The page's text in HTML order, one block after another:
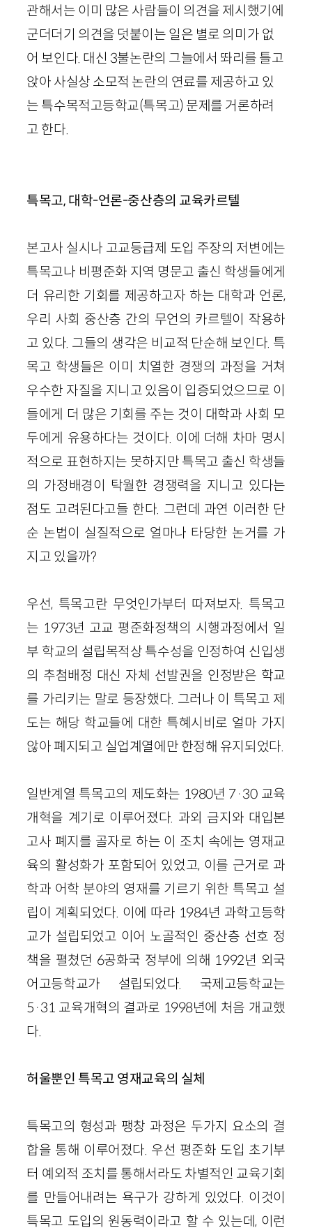
관해서는 이미 많은 사람들이 의견을 제시했기에
군더더기 의견을 덧붙이는 일은 별로 의미가 없
어 보인다. 대신 3불논란의 그늘에서 똬리를 틀고
앉아 사실상 소모적 논란의 연료를 제공하고 있
는 특수목적고등학교(특목고) 문제를 거론하려
고 한다.
특목고, 대학-언론-중산층의 교육카르텔
본고사 실시나 고교등급제 도입 주장의 저변에는
특목고나 비평준화 지역 명문고 출신 학생들에게
더 유리한 기회를 제공하고자 하는 대학과 언론,
우리 사회 중산층 간의 무언의 카르텔이 작용하
고 있다. 그들의 생각은 비교적 단순해 보인다. 특
목고 학생들은 이미 치열한 경쟁의 과정을 거쳐
우수한 자질을 지니고 있음이 입증되었으므로 이
들에게 더 많은 기회를 주는 것이 대학과 사회 모
두에게 유용하다는 것이다. 이에 더해 차마 명시
적으로 표현하지는 못하지만 특목고 출신 학생들
의 가정배경이 탁월한 경쟁력을 지니고 있다는
점도 고려된다고들 한다. 그런데 과연 이러한 단
순 논법이 실질적으로 얼마나 타당한 논거를 가
지고 있을까?
우선, 특목고란 무엇인가부터 따져보자. 특목고
는 1973년 고교 평준화정책의 시행과정에서 일
부 학교의 설립목적상 특수성을 인정하여 신입생
의 추첨배정 대신 자체 선발권을 인정받은 학교
를 가리키는 말로 등장했다. 그러나 이 특목고 제
도는 해당 학교들에 대한 특혜시비로 얼마 가지
않아 폐지되고 실업계열에만 한정해 유지되었다.
일반계열 특목고의 제도화는 1980년 7·30 교육
개혁을 계기로 이루어졌다. 과외 금지와 대입본
고사 폐지를 골자로 하는 이 조치 속에는 영재교
육의 활성화가 포함되어 있었고, 이를 근거로 과
학과 어학 분야의 영재를 기르기 위한 특목고 설
립이 계획되었다. 이에 따라 1984년 과학고등학
교가 설립되었고 이어 노골적인 중산층 선호 정
책을 펼쳤던 6공화국 정부에 의해 1992년 외국
어고등학교가 설립되었다. 국제고등학교는
5·31 교육개혁의 결과로 1998년에 처음 개교했
다.
허울뿐인 특목고 영재교육의 실체
특목고의 형성과 팽창 과정은 두가지 요소의 결
합을 통해 이루어졌다. 우선 평준화 도입 초기부
터 예외적 조치를 통해서라도 차별적인 교육기회
를 만들어내려는 욕구가 강하게 있었다. 이것이
특목고 도입의 원동력이라고 할 수 있는데, 이런